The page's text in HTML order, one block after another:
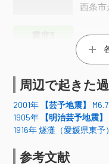
西条市
浜田
益田
江津市
島根
広島
安芸高
周辺で起きた
2001年 【芸予地震】 M6.7
1905年
【明治芸予地震】
1916年 燧灘（愛媛県東予
参考文献